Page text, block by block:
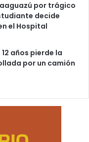
por trágico
decide
el Hospital
12 años pierde la
por un camión